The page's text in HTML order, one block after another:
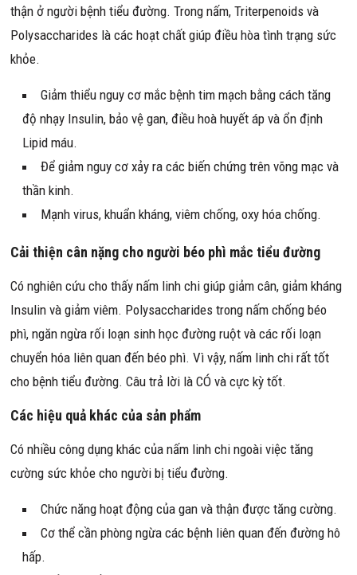
thận ở người bệnh tiểu đường. Trong nấm, Triterpenoids và
Polysaccharides là các hoạt chất giúp điều hòa tình trạng sức
khỏe.
Giảm thiểu nguy cơ mắc bệnh tim mạch bằng cách tăng
độ nhạy Insulin, bảo vệ gan, điều hoà huyết áp và ổn định
Lipid máu.
Để giảm nguy cơ xảy ra các biến chứng trên võng mạc và
thần kinh.
Mạnh virus, khuẩn kháng, viêm chống, oxy hóa chống.
Cải thiện cân nặng cho người béo phì mắc tiểu đường
Có nghiên cứu cho thấy nấm linh chi giúp giảm cân, giảm kháng
Insulin và giảm viêm. Polysaccharides trong nấm chống béo
phì, ngăn ngừa rối loạn sinh học đường ruột và các rối loạn
chuyển hóa liên quan đến béo phì. Vì vậy, nấm linh chi rất tốt
cho bệnh tiểu đường. Câu trả lời là CÓ và cực kỳ tốt.
Các hiệu quả khác của sản phẩm
Có nhiều công dụng khác của nấm linh chi ngoài việc tăng
cường sức khỏe cho người bị tiểu đường.
Chức năng hoạt động của gan và thận được tăng cường.
Cơ thể cần phòng ngừa các bệnh liên quan đến đường hô
hấp.